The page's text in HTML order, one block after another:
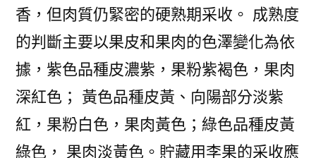
香，但肉質仍緊密的硬熟期采收。 成熟度
的判斷主要以果皮和果肉的色澤變化為依
據，紫色品種皮濃紫，果粉紫褐色，果肉
深紅色； 黃色品種皮黃、向陽部分淡紫
紅，果粉白色，果肉黃色；綠色品種皮黃
綠色， 果肉淡黃色。貯藏用李果的采收應